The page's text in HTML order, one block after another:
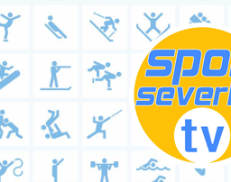
Skip
to